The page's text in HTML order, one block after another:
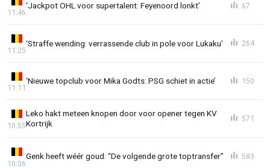
‘Jackpot OHL voor supertalent: Feyenoord lonkt’
11:46
67
‘Straffe wending: verrassende club in pole voor Lukaku’
11:25
264
‘Nieuwe topclub voor Mika Godts: PSG schiet in actie’
11:11
150
Leko hakt meteen knopen door voor opener tegen KV
Kortrijk
10:55
571
Genk heeft wéér goud: “De volgende grote toptransfer”
10:36
583